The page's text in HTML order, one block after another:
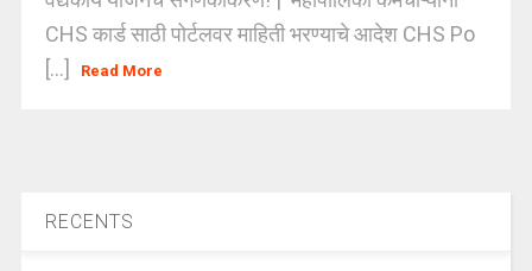
CHS कार्ड साठी पोर्टलवर माहिती भरण्याचे आदेश CHS Po
[...]
Read More
RECENTS